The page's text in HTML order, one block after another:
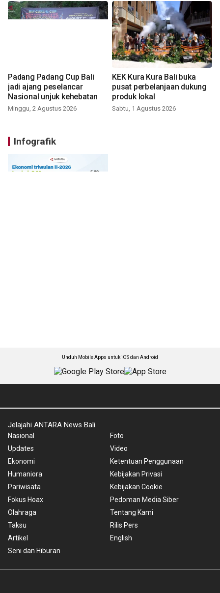
Padang Padang Cup Bali
jadi ajang peselancar
Nasional unjuk kehebatan
Minggu, 2 Agustus 2026
KEK Kura Kura Bali buka
pusat perbelanjaan dukung
produk lokal
Sabtu, 1 Agustus 2026
Infografik
Unduh Mobile Apps untuk iOS dan Android
Jelajahi ANTARA News Bali
Nasional
Updates
Ekonomi
Humaniora
Pariwisata
Fokus Hoax
Olahraga
Taksu
Artikel
Seni dan Hiburan
Foto
Video
Ketentuan Penggunaan
Kebijakan Privasi
Kebijakan Cookie
Pedoman Media Siber
Tentang Kami
Rilis Pers
English